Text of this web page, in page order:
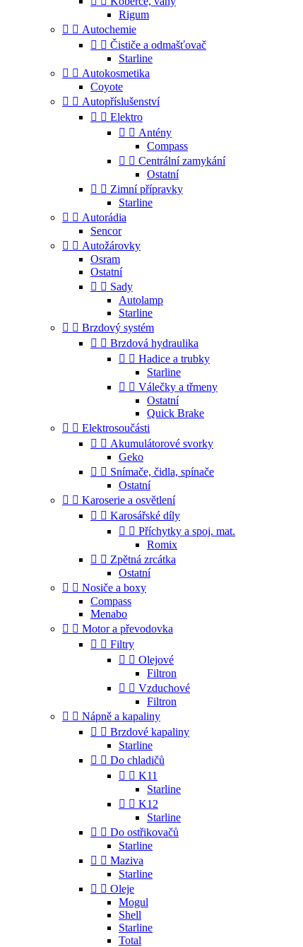
Rigum
  Autochemie
  Čističe a odmašťovač
Starline
  Autokosmetika
Coyote
  Autopříslušenství
  Elektro
  Antény
Compass
  Centrální zamykání
Ostatní
  Zimní přípravky
Starline
  Autorádia
Sencor
  Autožárovky
Osram
Ostatní
  Sady
Autolamp
Starline
  Brzdový systém
  Brzdová hydraulika
  Hadice a trubky
Starline
  Válečky a třmeny
Ostatní
Quick Brake
  Elektrosoučásti
  Akumulátorové svorky
Geko
  Snímače, čidla, spínače
Ostatní
  Karoserie a osvětlení
  Karosářské díly
  Příchytky a spoj. mat.
Romix
  Zpětná zrcátka
Ostatní
  Nosiče a boxy
Compass
Menabo
  Motor a převodovka
  Filtry
  Olejové
Filtron
  Vzduchové
Filtron
  Nápně a kapaliny
  Brzdové kapaliny
Starline
  Do chladičů
  K11
Starline
  K12
Starline
  Do ostřikovačů
Starline
  Maziva
Starline
  Oleje
Mogul
Shell
Starline
Total